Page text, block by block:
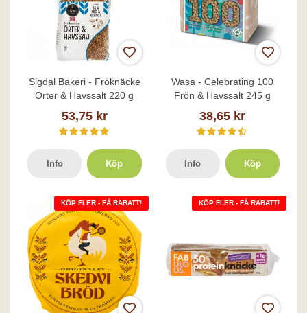
Sigdal Bakeri - Fröknäcke
Örter & Havssalt 220 g
53,75 kr
Info Köp
Wasa - Celebrating 100
Frön & Havssalt 245 g
38,65 kr
Info Köp
KÖP FLER - FÅ RABATT! KÖP FLER - FÅ RABATT!